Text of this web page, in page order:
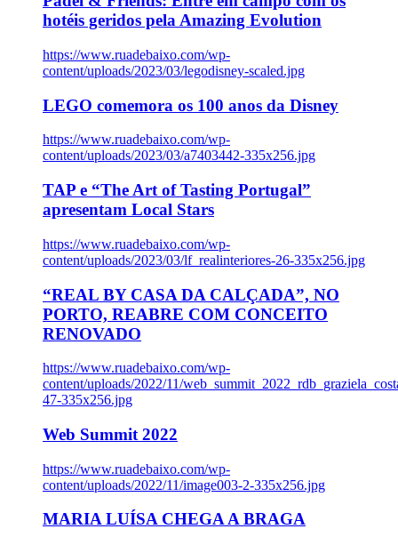
hotéis geridos pela Amazing Evolution
https://www.ruadebaixo.com/wp-
content/uploads/2023/03/legodisney-scaled.jpg
LEGO comemora os 100 anos da Disney
https://www.ruadebaixo.com/wp-
content/uploads/2023/03/a7403442-335x256.jpg
TAP e “The Art of Tasting Portugal”
apresentam Local Stars
https://www.ruadebaixo.com/wp-
content/uploads/2023/03/lf_realinteriores-26-335x256.jpg
“REAL BY CASA DA CALÇADA”, NO
PORTO, REABRE COM CONCEITO
RENOVADO
https://www.ruadebaixo.com/wp-
content/uploads/2022/11/
47-335x256.jpg
Web Summit 2022
https://www.ruadebaixo.com/wp-
content/uploads/2022/11/image003-2-335x256.jpg
MARIA LUÍSA CHEGA A BRAGA